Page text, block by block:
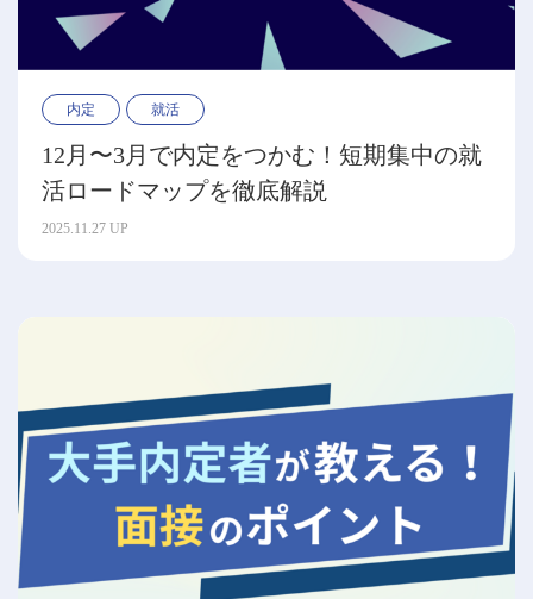
内定 就活
12月〜3月で内定をつかむ！短期集中の就
活ロードマップを徹底解説
2025.11.27 UP